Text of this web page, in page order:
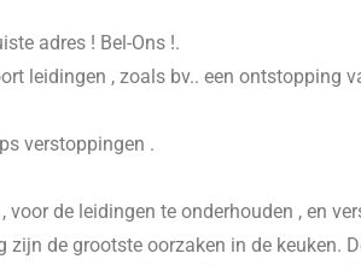
adres ! Bel-Ons !.
leidingen , zoals bv.. een ontstopping
verstoppingen .
de leidingen te onderhouden , en
de grootste oorzaken in de keuken.